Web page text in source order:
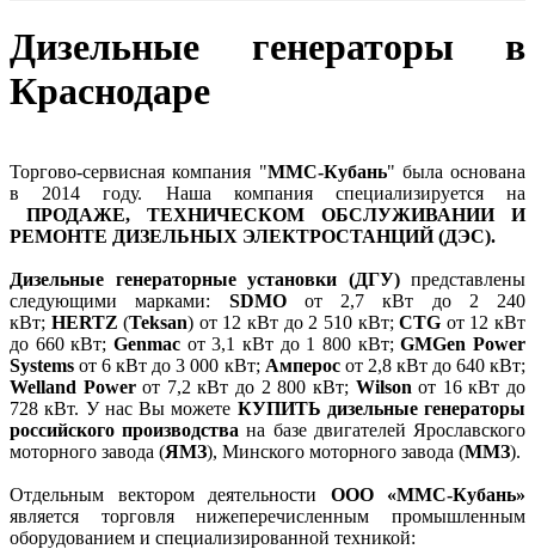
Дизельные генераторы в
Краснодаре
Торгово-сервисная компания "ММС-Кубань" была основана
в 2014 году. Наша компания специализируется на
ПРОДАЖЕ, ТЕХНИЧЕСКОМ ОБСЛУЖИВАНИИ И
РЕМОНТЕ ДИЗЕЛЬНЫХ ЭЛЕКТРОСТАНЦИЙ (ДЭС).
Дизельные генераторные установки (ДГУ)представлены
следующими марками: SDMOот 2,7 кВт до 2 240
кВт; HERTZ (Teksan) от 12 кВт до 2 510 кВт;CTG от 12 кВт
до 660 кВт; Genmac от 3,1 кВт до 1 800 кВт;GMGen Power
Systems от 6 кВт до 3 000 кВт; Амперосот 2,8 кВт до 640 кВт;
Welland Powerот 7,2 кВт до 2 800 кВт; Wilson от 16 кВт до
728 кВт. У нас Вы можете КУПИТЬ дизельные генераторы
российского производства на базе двигателей Ярославского
моторного завода (ЯМЗ), Минского моторного завода (ММЗ).
Отдельным вектором деятельности ООО «ММС-Кубань»
является торговля нижеперечисленным промышленным
оборудованием и специализированной техникой: